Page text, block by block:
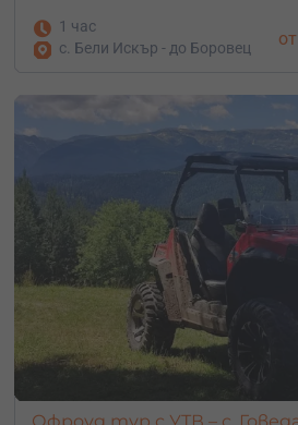
1 час
с. Бели Искър - до Боровец
от